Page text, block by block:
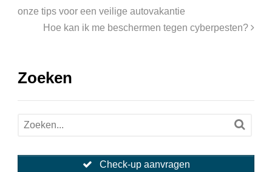
onze tips voor een veilige autovakantie
Hoe kan ik me beschermen tegen cyberpesten?
Zoeken
Check-up aanvragen